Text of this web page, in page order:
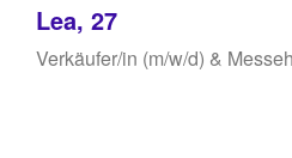
Lea, 27
Verkäufer/in (m/w/d) &